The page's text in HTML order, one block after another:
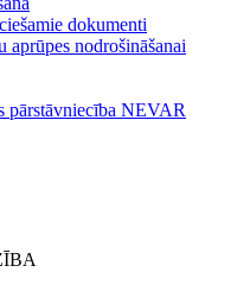
dokumenti
aprūpes nodrošināšanai
pārstāvniecība NEVAR